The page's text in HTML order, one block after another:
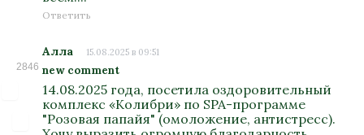
Ответить
2846
Алла 15.08.2025 в 09:51
new comment
14.08.2025 года, посетила оздоровительный
комплекс «Колибри» по SPA-программе
"Розовая папайя" (омоложение, антистресс).